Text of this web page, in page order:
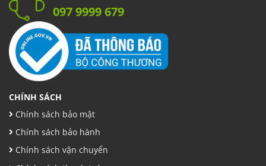
097 9999 679
CHÍNH SÁCH
Chính sách bảo mật
Chính sách bảo hành
Chính sách vận chuyển